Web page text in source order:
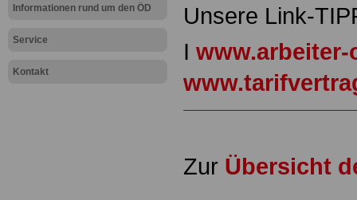
Informationen rund um den ÖD
Service
Kontakt
Unsere Link-
I www.arbeiter-
Zur Übersicht